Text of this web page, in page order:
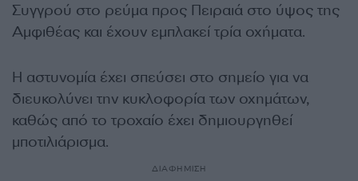
Συγγρού στο ρεύμα προς Πειραιά στο ύψος της
Αμφιθέας και έχουν εμπλακεί τρία οχήματα.
Η αστυνομία έχει σπεύσει στο σημείο για να
διευκολύνει την κυκλοφορία των οχημάτων,
καθώς από το τροχαίο έχει δημιουργηθεί
μποτιλιάρισμα.
ΔΙΑΦΗΜΙΣΗ